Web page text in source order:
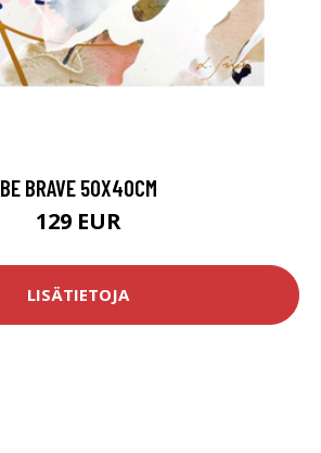
BE BRAVE 50X40CM
129 EUR
LISÄTIETOJA